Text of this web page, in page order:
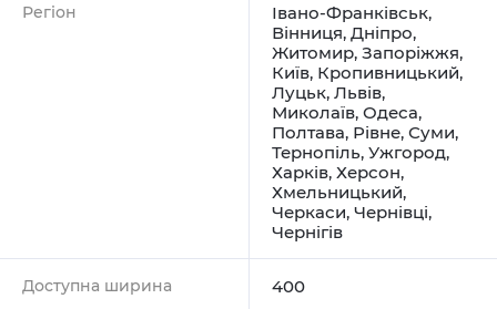
Регіон Івано-Франківськ,
Вінниця, Дніпро,
Житомир, Запоріжжя,
Київ, Кропивницький,
Луцьк, Львів,
Миколаїв, Одеса,
Полтава, Рівне, Суми,
Тернопіль, Ужгород,
Харків, Херсон,
Хмельницький,
Черкаси, Чернівці,
Чернігів
Доступна ширина 400